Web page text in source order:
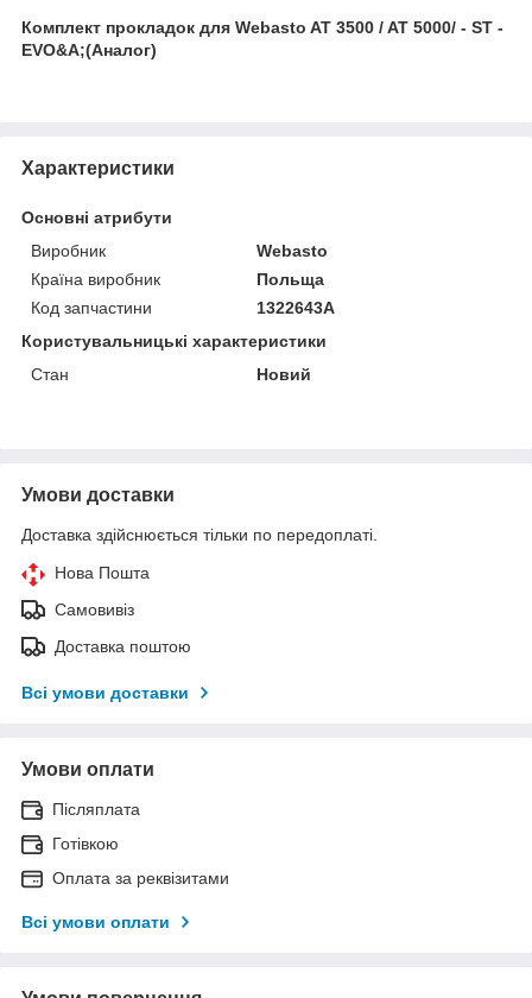
Комплект прокладок для Webasto AT 3500 / AT 5000/ - ST -
EVO&A;(Аналог)
Характеристики
Основні атрибути
Виробник
Webasto
Країна виробник
Польща
Код запчастини
1322643A
Користувальницькі характеристики
Стан
Новий
Умови доставки
Доставка здійснюється тільки по передоплаті.
Нова Пошта
Самовивіз
Доставка поштою
Всі умови доставки
Умови оплати
Післяплата
Готівкою
Оплата за реквізитами
Всі умови оплати